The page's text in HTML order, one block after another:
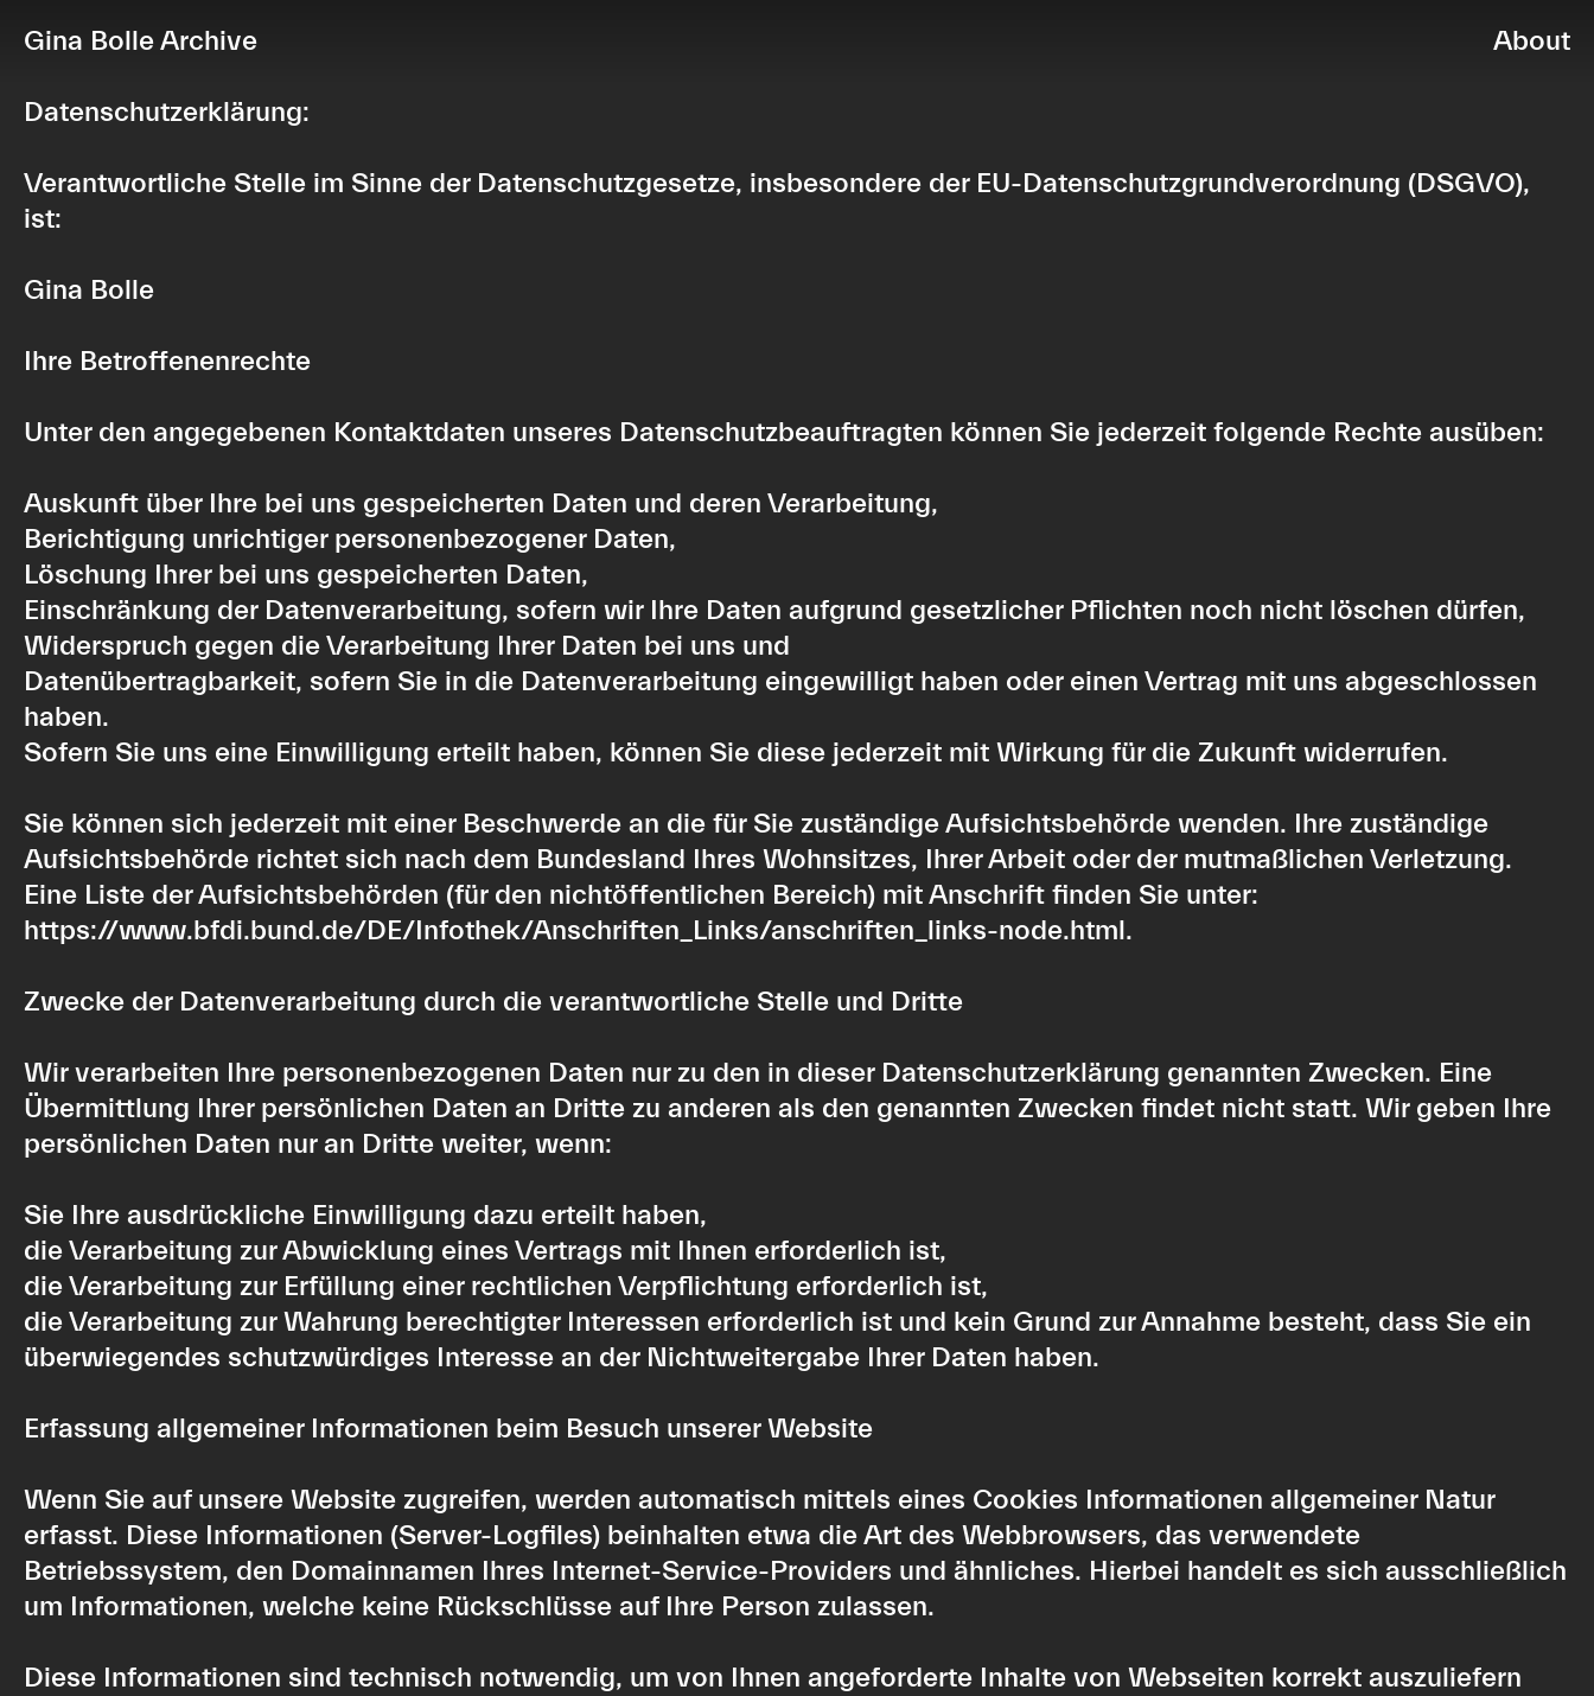
Gina Bolle Archive About
Datenschutzerklärung:
Verantwortliche Stelle im Sinne der Datenschutzgesetze, insbesondere der EU-Datenschutzgrundverordnung (DSGVO),
ist:
Gina Bolle
Ihre Betroffenenrechte
Unter den angegebenen Kontaktdaten unseres Datenschutzbeauftragten können Sie jederzeit folgende Rechte ausüben:
Auskunft über Ihre bei uns gespeicherten Daten und deren Verarbeitung,
Berichtigung unrichtiger personenbezogener Daten,
Löschung Ihrer bei uns gespeicherten Daten,
Einschränkung der Datenverarbeitung, sofern wir Ihre Daten aufgrund gesetzlicher Pflichten noch nicht löschen dürfen,
Widerspruch gegen die Verarbeitung Ihrer Daten bei uns und
Datenübertragbarkeit, sofern Sie in die Datenverarbeitung eingewilligt haben oder einen Vertrag mit uns abgeschlossen
haben.
Sofern Sie uns eine Einwilligung erteilt haben, können Sie diese jederzeit mit Wirkung für die Zukunft widerrufen.
Sie können sich jederzeit mit einer Beschwerde an die für Sie zuständige Aufsichtsbehörde wenden. Ihre zuständige
Aufsichtsbehörde richtet sich nach dem Bundesland Ihres Wohnsitzes, Ihrer Arbeit oder der mutmaßlichen Verletzung.
Eine Liste der Aufsichtsbehörden (für den nichtöffentlichen Bereich) mit Anschrift finden Sie unter:
https://www.bfdi.bund.de/DE/Infothek/Anschriften_Links/anschriften_links-node.html.
Zwecke der Datenverarbeitung durch die verantwortliche Stelle und Dritte
Wir verarbeiten Ihre personenbezogenen Daten nur zu den in dieser Datenschutzerklärung genannten Zwecken. Eine
Übermittlung Ihrer persönlichen Daten an Dritte zu anderen als den genannten Zwecken findet nicht statt. Wir geben Ihre
persönlichen Daten nur an Dritte weiter, wenn:
Sie Ihre ausdrückliche Einwilligung dazu erteilt haben,
die Verarbeitung zur Abwicklung eines Vertrags mit Ihnen erforderlich ist,
die Verarbeitung zur Erfüllung einer rechtlichen Verpflichtung erforderlich ist,
die Verarbeitung zur Wahrung berechtigter Interessen erforderlich ist und kein Grund zur Annahme besteht, dass Sie ein
überwiegendes schutzwürdiges Interesse an der Nichtweitergabe Ihrer Daten haben.
Erfassung allgemeiner Informationen beim Besuch unserer Website
Wenn Sie auf unsere Website zugreifen, werden automatisch mittels eines Cookies Informationen allgemeiner Natur
erfasst. Diese Informationen (Server-Logfiles) beinhalten etwa die Art des Webbrowsers, das verwendete
Betriebssystem, den Domainnamen Ihres Internet-Service-Providers und ähnliches. Hierbei handelt es sich ausschließlich
um Informationen, welche keine Rückschlüsse auf Ihre Person zulassen.
Diese Informationen sind technisch notwendig, um von Ihnen angeforderte Inhalte von Webseiten korrekt auszuliefern